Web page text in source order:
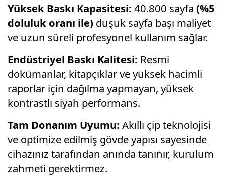
Yüksek Baskı Kapasitesi: 40.800 sayfa (%5
doluluk oranı ile) düşük sayfa başı maliyet
ve uzun süreli profesyonel kullanım sağlar.
Endüstriyel Baskı Kalitesi: Resmi
dökümanlar, kitapçıklar ve yüksek hacimli
raporlar için dağılma yapmayan, yüksek
kontrastlı siyah performans.
Tam Donanım Uyumu: Akıllı çip teknolojisi
ve optimize edilmiş gövde yapısı sayesinde
cihazınız tarafından anında tanınır, kurulum
zahmeti gerektirmez.